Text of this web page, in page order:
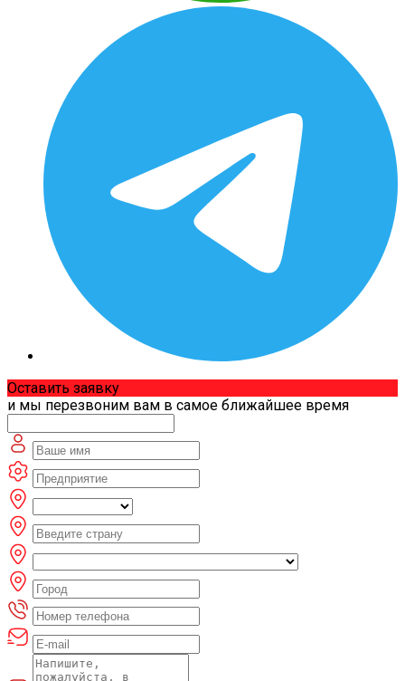
Оставить заявку
и мы перезвоним вам в самое ближайшее время